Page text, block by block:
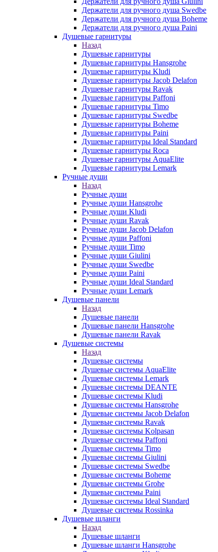
Держатели для ручного душа Swedbe
Держатели для ручного душа Boheme
Держатели для ручного душа Paini
Душевые гарнитуры
Назад
Душевые гарнитуры
Душевые гарнитуры Hansgrohe
Душевые гарнитуры Kludi
Душевые гарнитуры Jacob Delafon
Душевые гарнитуры Ravak
Душевые гарнитуры Paffoni
Душевые гарнитуры Timo
Душевые гарнитуры Swedbe
Душевые гарнитуры Boheme
Душевые гарнитуры Paini
Душевые гарнитуры Ideal Standard
Душевые гарнитуры Roca
Душевые гарнитуры AquaElite
Душевые гарнитуры Lemark
Ручные души
Назад
Ручные души
Ручные души Hansgrohe
Ручные души Kludi
Ручные души Ravak
Ручные души Jacob Delafon
Ручные души Paffoni
Ручные души Timo
Ручные души Giulini
Ручные души Swedbe
Ручные души Paini
Ручные души Ideal Standard
Ручные души Lemark
Душевые панели
Назад
Душевые панели
Душевые панели Hansgrohe
Душевые панели Ravak
Душевые системы
Назад
Душевые системы
Душевые системы AquaElite
Душевые системы Lemark
Душевые системы DEANTE
Душевые системы Kludi
Душевые системы Hansgrohe
Душевые системы Jacob Delafon
Душевые системы Ravak
Душевые системы Kolpasan
Душевые системы Paffoni
Душевые системы Timo
Душевые системы Giulini
Душевые системы Swedbe
Душевые системы Boheme
Душевые системы Grohe
Душевые системы Paini
Душевые системы Ideal Standard
Душевые системы Rossinka
Душевые шланги
Назад
Душевые шланги
Душевые шланги Hansgrohe